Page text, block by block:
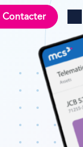
Contacter